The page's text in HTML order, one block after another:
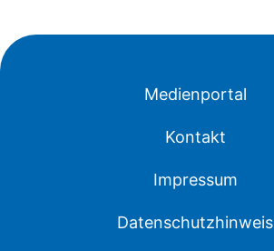
Medienportal
Kontakt
Impressum
Datenschutzhinweis